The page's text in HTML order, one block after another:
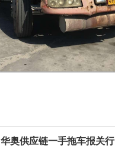
奥供应链一手拖车报关行